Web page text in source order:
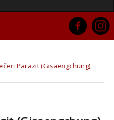
Parazit (Gisaengchung),